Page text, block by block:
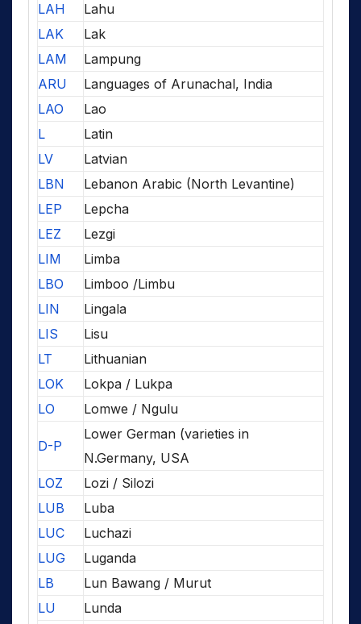
LAH
Lahu
LAK
Lak
LAM
Lampung
ARU
Languages of Arunachal, India
LAO
Lao
L
Latin
LV
Latvian
LBN
Lebanon Arabic (North Levantine)
LEP
Lepcha
LEZ
Lezgi
LIM
Limba
LBO
Limboo /Limbu
LIN
Lingala
LIS
Lisu
LT
Lithuanian
LOK
Lokpa / Lukpa
LO
Lomwe / Ngulu
D-P
Lower German (varieties in
N.Germany, USA
LOZ
Lozi / Silozi
LUB
Luba
LUC
Luchazi
LUG
Luganda
LB
Lun Bawang / Murut
LU
Lunda